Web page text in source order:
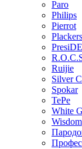
Paro
Philips
Pierrot
Plackers
Ruijie
Silver
Spokar
TePe
White
Wisdom